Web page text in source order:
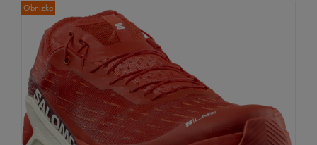
Obniżka